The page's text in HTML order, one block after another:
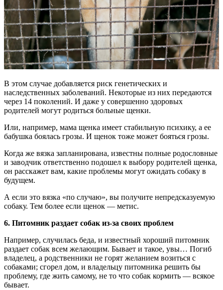
В этом случае добавляется риск генетических и
наследственных заболеваний. Некоторые из них передаются
через 14 поколений. И даже у совершенно здоровых
родителей могут родиться больные щенки.
Или, например, мама щенка имеет стабильную психику, а ее
бабушка боялась грозы. И щенок тоже может бояться грозы.
Когда же вязка запланирована, известны полные родословные
и заводчик ответственно подошел к выбору родителей щенка,
он расскажет вам, какие проблемы могут ожидать собаку в
будущем.
А если это вязка «по случаю», вы получите непредсказуемую
собаку. Тем более если щенок — метис.
6. Питомник раздает собак из-за своих проблем
Например, случилась беда, и известный хороший питомник
раздает собак всем желающим. Бывает и такое, увы… Погиб
владелец, а родственники не горят желанием возиться с
собаками; сгорел дом, и владельцу питомника решить бы
проблему, где жить самому, не то что собак кормить — всякое
бывает.